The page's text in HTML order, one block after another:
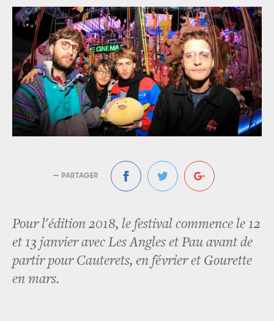
— PARTAGER
Pour l'édition 2018, le festival commence le 12
et 13 janvier avec Les Angles et Pau avant de
partir pour Cauterets, en février et Gourette
en mars.